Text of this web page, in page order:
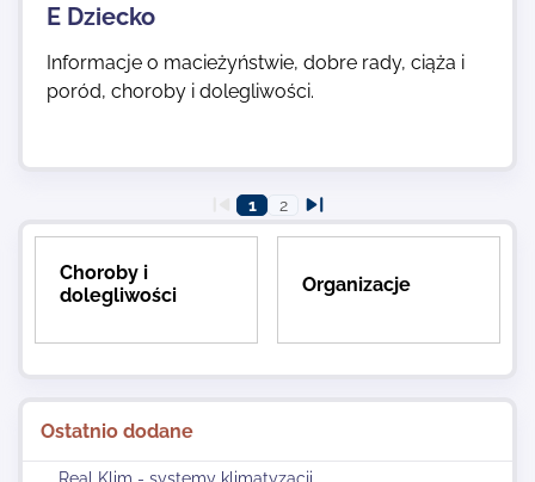
Ostatnio dodane
E Dziecko
Informacje o macieżyństwie, dobre rady, ciąża i
poród, choroby i dolegliwości.
1 2
Choroby i
dolegliwości
Organizacje